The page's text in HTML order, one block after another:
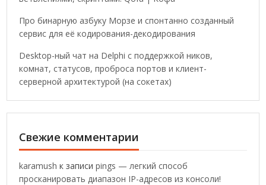
Про бинарную азбуку Морзе и спонтанно созданный
сервис для её кодирования-декодирования
Desktop-ный чат на Delphi с поддержкой ников,
комнат, статусов, проброса портов и клиент-
серверной архитектурой (на сокетах)
Свежие комментарии
karamush к записиpings — легкий способ
просканировать диапазон IP-адресов из консоли!